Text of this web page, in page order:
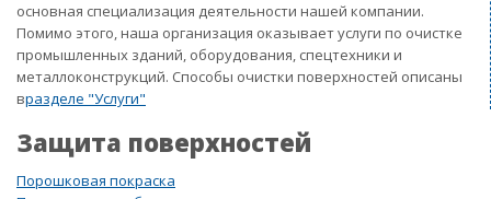
основная специализация деятельности нашей компании.
Помимо этого, наша организация оказывает услуги по очистке
промышленных зданий, оборудования, спецтехники и
металлоконструкций. Способы очистки поверхностей описаны
вразделе "Услуги"
Защита поверхностей
Порошковая покраска